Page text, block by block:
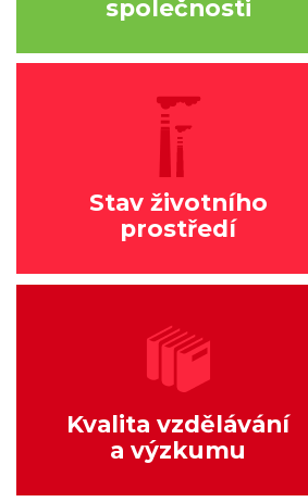
společnosti
Stav životního
prostředí
Kvalita vzdělávání
a výzkumu